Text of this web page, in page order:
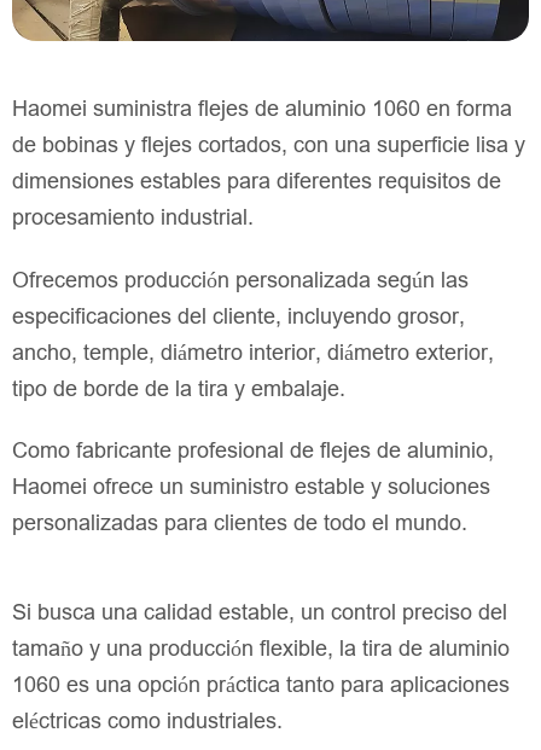
Haomei suministra flejes de aluminio 1060 en forma
de bobinas y flejes cortados, con una superficie lisa y
dimensiones estables para diferentes requisitos de
procesamiento industrial.
Ofrecemos producción personalizada según las
especificaciones del cliente, incluyendo grosor,
ancho, temple, diámetro interior, diámetro exterior,
tipo de borde de la tira y embalaje.
Como fabricante profesional de flejes de aluminio,
Haomei ofrece un suministro estable y soluciones
personalizadas para clientes de todo el mundo.
Si busca una calidad estable, un control preciso del
tamaño y una producción flexible, la tira de aluminio
1060 es una opción práctica tanto para aplicaciones
eléctricas como industriales.